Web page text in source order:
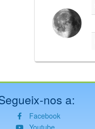
nos a:
Facebook
Youtube